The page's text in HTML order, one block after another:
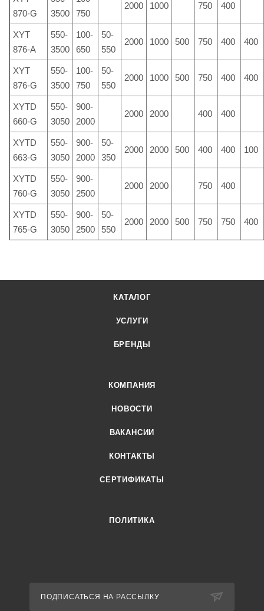
870-G
3500
750
2000 1000 750 400
XYT
876-A
550-
3500
100-
650
50-
550
2000 1000 500 750 400 400
XYT
876-G
550-
3500
100-
750
50-
550
2000 1000 500 750 400 400
XYTD
660-G
550-
3050
900-
2000
2000 2000 400 400
XYTD
663-G
550-
3050
900-
2000
50-
350
2000 2000 500 400 400 100
XYTD
760-G
550-
3050
900-
2500
2000 2000 750 400
XYTD
765-G
550-
3050
900-
2500
50-
550
2000 2000 500 750 750 400
КАТАЛОГ
УСЛУГИ
БРЕНДЫ
КОМПАНИЯ
НОВОСТИ
ВАКАНСИИ
КОНТАКТЫ
СЕРТИФИКАТЫ
ПОЛИТИКА
ПОДПИСАТЬСЯ НА РАССЫЛКУ